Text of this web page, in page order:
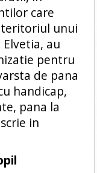
care
teritoriul unui
au
pentru
de pana
handicap,
pana la
in